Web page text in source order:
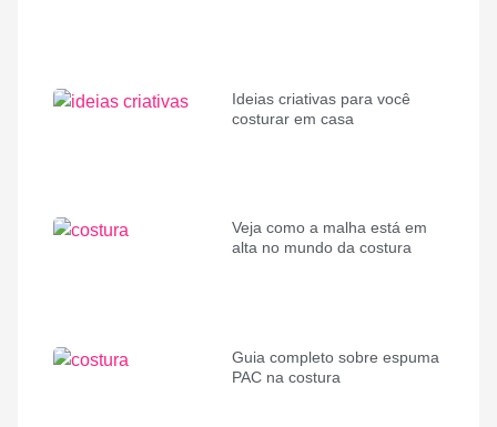
Ideias criativas para você
costurar em casa
Veja como a malha está em
alta no mundo da costura
Guia completo sobre espuma
PAC na costura